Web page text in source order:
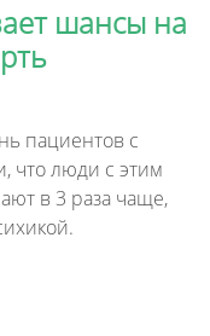
шансы на
пациентов с
что люди с этим
в 3 раза чаще,